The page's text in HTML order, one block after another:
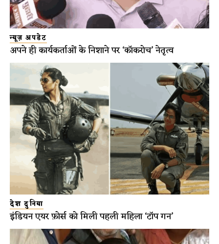
न्यूज़ अपडेट
अपने ही कार्यकर्ताओं के निशाने पर ‘कॉकरोच’ नेतृत्व
देश दुनिया
इंडियन एयर फ़ोर्स को मिली पहली महिला ‘टॉप गन’